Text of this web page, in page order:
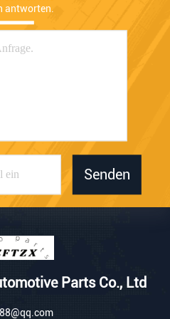
antworten.
Senden
Parts Co., Ltd